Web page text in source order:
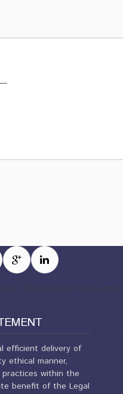
| REGISTERED IN
efficient delivery of
ethical manner,
within the
benefit of the Legal